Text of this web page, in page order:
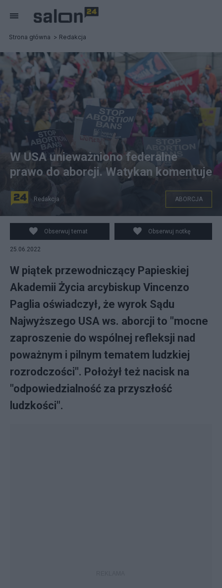
Strona główna Redakcja
Wyrok Sądu Najwyższego USA unieważnił federalne
prawo do aborcji. Źródło: commons.wikimedia.org
W USA unieważniono federalne
prawo do aborcji. Watykan komentuje
Redakcja ABORCJA
Obserwuj temat Obserwuj notkę
25.06.2022
W piątek przewodniczący Papieskiej
Akademii Życia arcybiskup Vincenzo
Paglia oświadczył, że wyrok Sądu
Najwyższego USA ws. aborcji to "mocne
zaproszenie do wspólnej refleksji nad
poważnym i pilnym tematem ludzkiej
rozrodczości". Położył też nacisk na
"odpowiedzialność za przyszłość
ludzkości".